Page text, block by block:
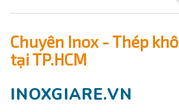
Chuyên Inox - Thép
tại TP.HCM
INOXGIARE.VN